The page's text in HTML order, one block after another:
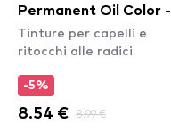
Permanent Oil Color -
5-86 Sweet Brown
Tinture per capelli e
ritocchi alle radici
-5%
8.54 € 8.99 €